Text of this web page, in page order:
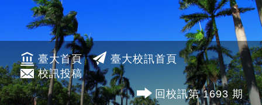
臺大首頁
臺大校訊首頁
校訊投稿
回校訊第 1693 期